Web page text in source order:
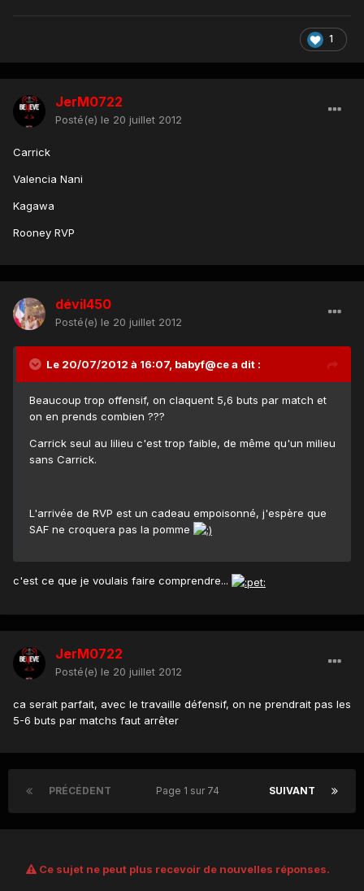
1
JerM0722
Posté(e) le 20 juillet 2012
Carrick
Valencia Nani
Kagawa
Rooney RVP
dévil450
Posté(e) le 20 juillet 2012
Le 20/07/2012 à 16:07, babyf@ce a dit :
Beaucoup trop offensif, on claquent 5,6 buts par match et
on en prends combien ???
Carrick seul au lilieu c'est trop faible, de même qu'un milieu
sans Carrick.
L'arrivée de RVP est un cadeau empoisonné, j'espère que
SAF ne croquera pas la pomme
c'est ce que je voulais faire comprendre...
JerM0722
Posté(e) le 20 juillet 2012
ca serait parfait, avec le travaille défensif, on ne prendrait pas les
5-6 buts par matchs faut arrêter
PRÉCÉDENT SUIVANT
Page 1 sur 74
Ce sujet ne peut plus recevoir de nouvelles réponses.